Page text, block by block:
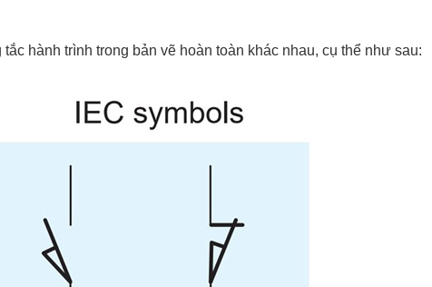
hành trình trong bản vẽ hoàn toàn khác nhau, cụ thể như sau: